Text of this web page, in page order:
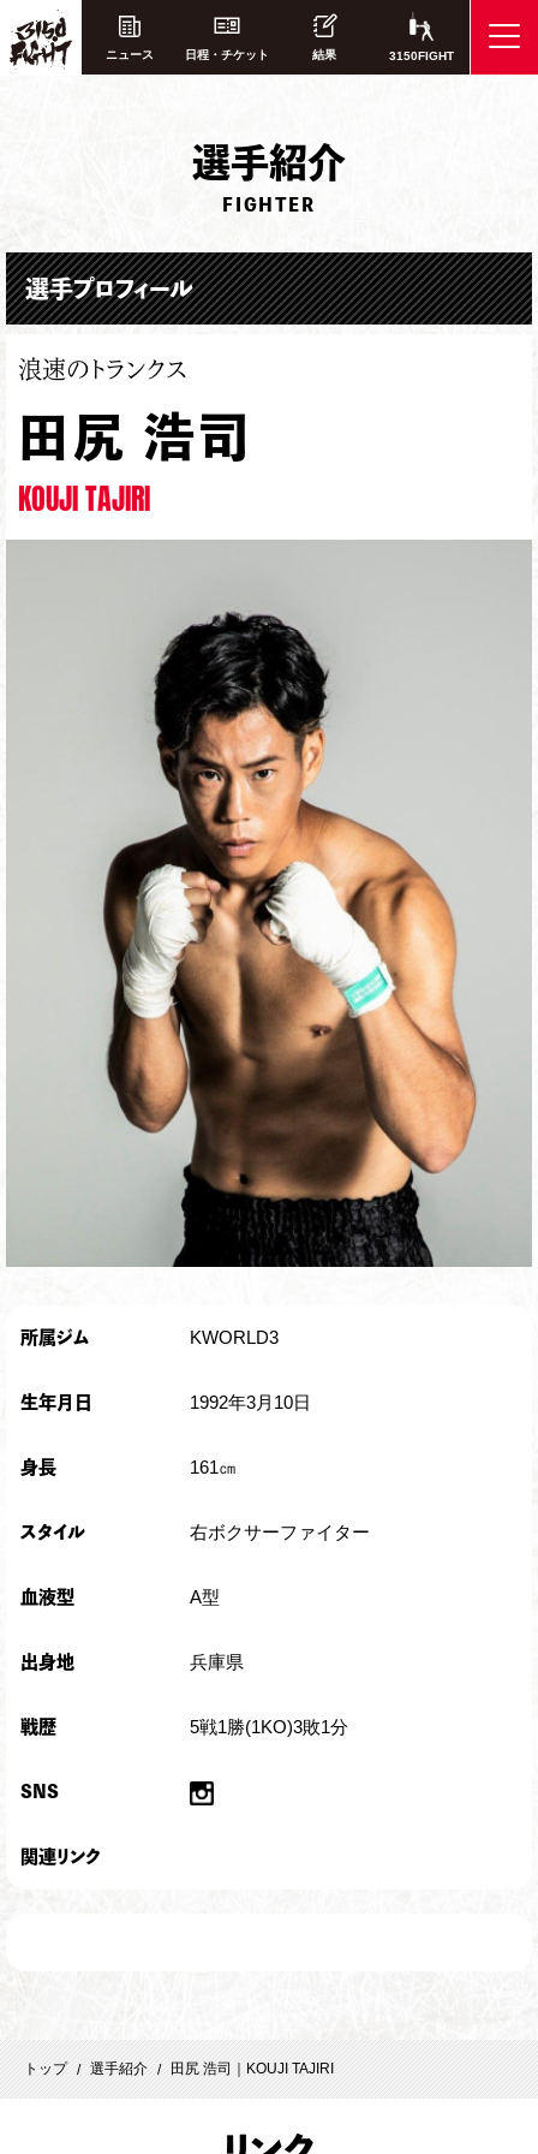
ニュース 日程・チケット 結果 3150FIGHT
選手紹介
FIGHTER
選手プロフィール
浪速のトランクス
田尻 浩司
KOUJI TAJIRI
所属ジム KWORLD3
生年月日 1992年3月10日
身長 161㎝
スタイル 右ボクサーファイター
血液型 A型
出身地 兵庫県
戦歴 5戦1勝(1KO)3敗1分
SNS
関連リンク
トップ / 選手紹介 / 田尻 浩司｜KOUJI TAJIRI